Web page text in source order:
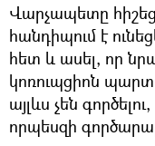
Վարչապետը
հանդիպում է
հետ և ասել, որ
կոռուպցիոն
այլևս չեն
որպեսզի